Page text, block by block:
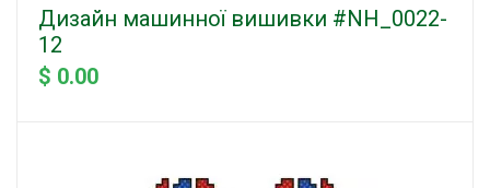
Дизайн машинної вишивки #NH_0022-
12
$ 0.00